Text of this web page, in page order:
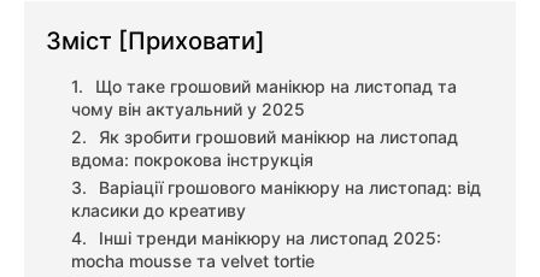
Зміст [Приховати]
Що таке грошовий манікюр на листопад та
чому він актуальний у 2025
Як зробити грошовий манікюр на листопад
вдома: покрокова інструкція
Варіації грошового манікюру на листопад: від
класики до креативу
Інші тренди манікюру на листопад 2025:
mocha mousse та velvet tortie